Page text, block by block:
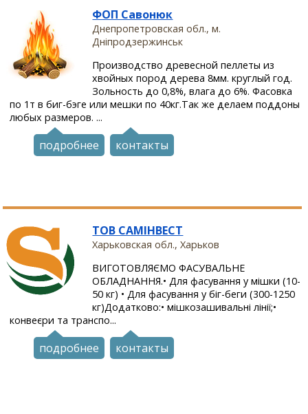
ФОП Савонюк
Днепропетровская обл., м.
Дніпродзержинськ
Производство древесной пеллеты из
хвойных пород дерева 8мм. круглый год.
Зольность до 0,8%, влага до 6%. Фасовка
по 1т в биг-бэге или мешки по 40кг.Так же делаем поддоны
любых размеров. ...
подробнее контакты
ТОВ САМІНВЕСТ
Харьковская обл., Харьков
ВИГОТОВЛЯЄМО ФАСУВАЛЬНЕ
ОБЛАДНАННЯ.•‎ Для фасування у мішки (10-
50 кг) •‎ Для фасування у біг-беги (300-1250
кг)Додатково:•‎ мішкозашивальні лінії;•‎
конвеєри та транспо...
подробнее контакты